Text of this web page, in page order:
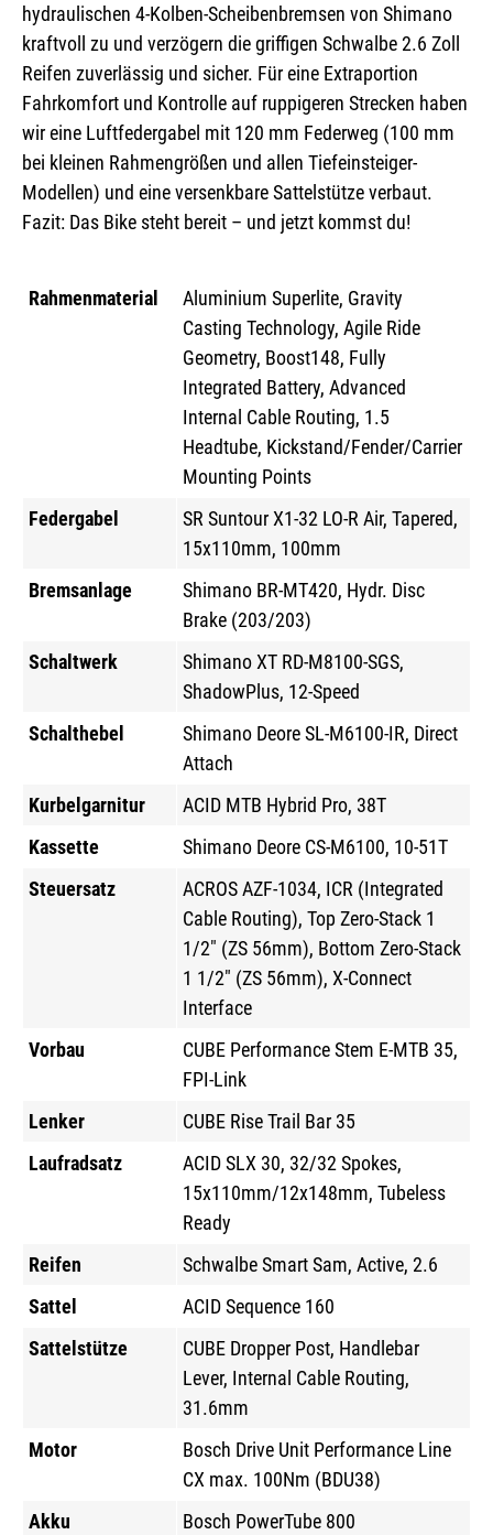
hydraulischen 4-Kolben-Scheibenbremsen von Shimano
kraftvoll zu und verzögern die griffigen Schwalbe 2.6 Zoll
Reifen zuverlässig und sicher. Für eine Extraportion
Fahrkomfort und Kontrolle auf ruppigeren Strecken haben
wir eine Luftfedergabel mit 120 mm Federweg (100 mm
bei kleinen Rahmengrößen und allen Tiefeinsteiger-
Modellen) und eine versenkbare Sattelstütze verbaut.
Fazit: Das Bike steht bereit – und jetzt kommst du!
Rahmenmaterial
Aluminium Superlite, Gravity
Casting Technology, Agile Ride
Geometry, Boost148, Fully
Integrated Battery, Advanced
Internal Cable Routing, 1.5
Headtube, Kickstand/Fender/Carrier
Mounting Points
Federgabel
SR Suntour X1-32 LO-R Air, Tapered,
15x110mm, 100mm
Bremsanlage
Shimano BR-MT420, Hydr. Disc
Brake (203/203)
Schaltwerk
Shimano XT RD-M8100-SGS,
ShadowPlus, 12-Speed
Schalthebel
Shimano Deore SL-M6100-IR, Direct
Attach
Kurbelgarnitur
ACID MTB Hybrid Pro, 38T
Kassette
Shimano Deore CS-M6100, 10-51T
Steuersatz
ACROS AZF-1034, ICR (Integrated
Cable Routing), Top Zero-Stack 1
1/2" (ZS 56mm), Bottom Zero-Stack
1 1/2" (ZS 56mm), X-Connect
Interface
Vorbau
CUBE Performance Stem E-MTB 35,
FPI-Link
Lenker
CUBE Rise Trail Bar 35
Laufradsatz
ACID SLX 30, 32/32 Spokes,
15x110mm/12x148mm, Tubeless
Ready
Reifen
Schwalbe Smart Sam, Active, 2.6
Sattel
ACID Sequence 160
Sattelstütze
CUBE Dropper Post, Handlebar
Lever, Internal Cable Routing,
31.6mm
Motor
Bosch Drive Unit Performance Line
CX max. 100Nm (BDU38)
Akku
Bosch PowerTube 800